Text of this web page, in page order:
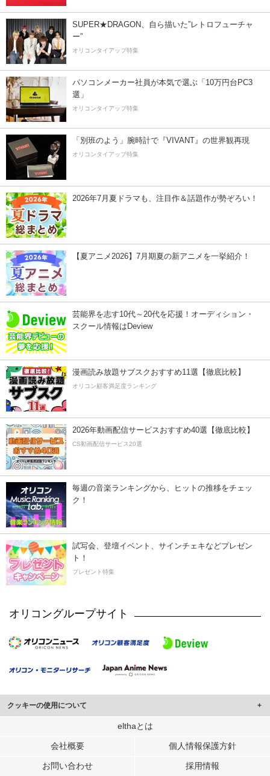
SUPER★DRAGON、自ら描いた”レトロフューチャ
ー”
オリコンタイアップ特集
パソコンメーカー社員が本気で選ぶ「10万円台PC3
選」
オリコンタイアップ特集
「別班のよう」腕時計で『VIVANT』の世界観再現
オリコンタイアップ特集
2026年7月夏ドラマも、注目作＆話題作が勢ぞろい！
【夏アニメ2026】7月期夏の新アニメを一挙紹介！
芸能界を志す10代～20代を応援！オーディション・
スクール情報はDeview
漫画読み放題サブスクおすすめ11選【徹底比較】
オリコン顧客満足度ランキング
2026年動画配信サービスおすすめ40選【徹底比較】
CS動画配信サービス20選
毎週の音楽ランキングから、ヒットの推移をチェッ
ク！
試写会、登壇イベント、サインチェキなどプレゼン
ト！
プレゼント特集
オリコングループサイト
クッキーの使用について
このサイトでは Cookie を使用して、ユーザーに合わせたコンテンツや広告の
行っています。
メディアや広告配信、データ解析の各パートナーに提供しています。
elthaとは
会社概要 個人情報保護方針
お問い合わせ 採用情報